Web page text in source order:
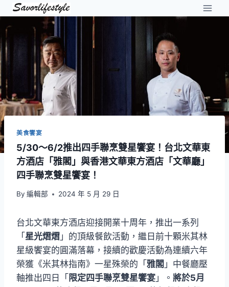
Skip
to
content
美食饗宴
5/30～6/2推出四手聯烹雙星饗宴！台北文華東
方酒店「雅閣」與香港文華東方酒店「文華廳」
四手聯烹雙星饗宴！
By 編輯部 2024 年 5 月 29 日
台北文華東方酒店迎接開業十周年，推出一系列
「 星光熠熠 」的頂級餐飲活動，繼日前十顆米其林
星級饗宴的圓滿落幕，接續的歡慶活動為連續六年
榮獲《米其林指南》一星殊榮的「 雅閣 」中餐廳壓
軸推出四日「 限定四手聯烹雙星饗宴 」。 將於5月